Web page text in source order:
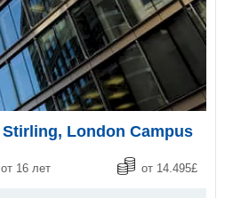
London Campus
от 16 лет от 14.495£